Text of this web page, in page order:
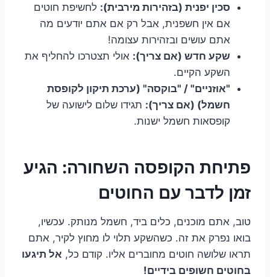
סכין יפנית (בזהירות מירבית): לחשיפת חוטים
אם אין חשפנית, אבל רק אם אתם יודעים מה
אתם עושים ובזהירות עצומה!
שקע חדש (אם צריך): אולי תצטרכו להחליף את
השקע הקיים.
"אוזניים" / "בוקסה" (ערכת תיקון לקופסת
חשמל) (אם צריך): תגידו שלום לישועה של
קופסאות חשמל ישנות.
פתיחת הקופסה השחורה: הגיע
זמן לדבר עם החוטים
טוב, אתם מוכנים, כלים ביד, חשמל מנותק. עכשיו,
בואו נפרק את זה. כשהשקע תלוי לו מחוץ לקיר, אתם
תראו שלושה חוטים מחוברים אליו. קודם כל, אל תיגעו
בחוטים חשופים בידיים!